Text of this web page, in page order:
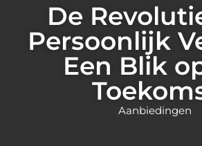
De
Persoonlijk
Een Blik
Aanbiedingen